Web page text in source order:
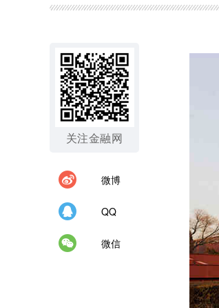
关注金融网
微博
QQ
微信